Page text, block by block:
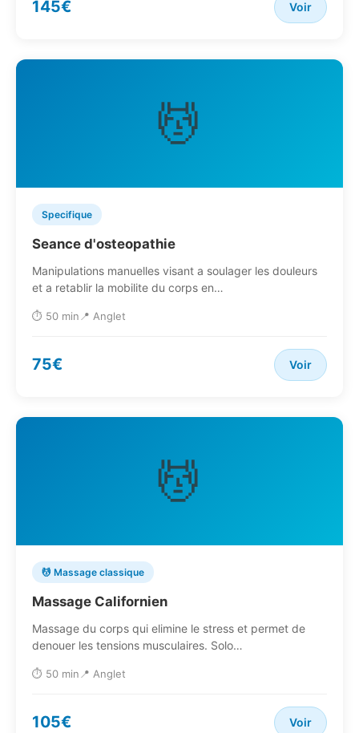
145€ Voir
💆
Specifique
Seance d'osteopathie
Manipulations manuelles visant a soulager les douleurs
et a retablir la mobilite du corps en…
⏱️ 50 min 📍 Anglet
75€ Voir
💆
💆 Massage classique
Massage Californien
Massage du corps qui elimine le stress et permet de
denouer les tensions musculaires. Solo…
⏱️ 50 min 📍 Anglet
105€ Voir